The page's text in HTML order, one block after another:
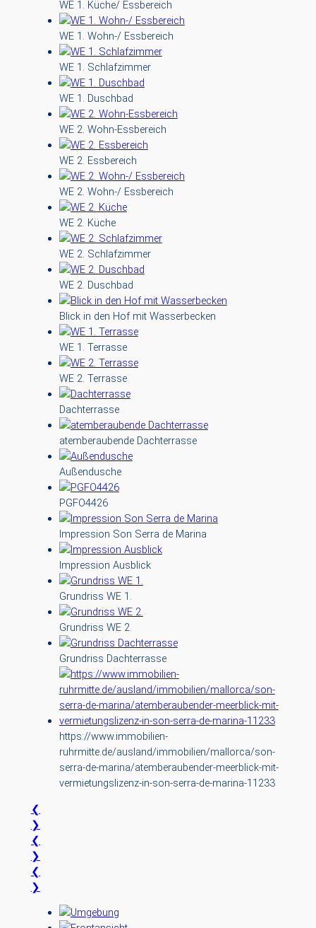
WE 1. Küche/ Essbereich
WE 1. Wohn-/ Essbereich
WE 1. Schlafzimmer
WE 1. Duschbad
WE 2. Wohn-Essbereich
WE 2. Essbereich
WE 2. Wohn-/ Essbereich
WE 2. Küche
WE 2. Schlafzimmer
WE 2. Duschbad
Blick in den Hof mit Wasserbecken
WE 1. Terrasse
WE 2. Terrasse
Dachterrasse
atemberaubende Dachterrasse
Außendusche
PGFO4426
Impression Son Serra de Marina
Impression Ausblick
Grundriss WE 1.
Grundriss WE 2.
Grundriss Dachterrasse
https://www.immobilien-
ruhrmitte.de/ausland/immobilien/mallorca/son-
serra-de-marina/atemberaubender-meerblick-mit-
vermietungslizenz-in-son-serra-de-marina-11233
❮
❯
❮
❯
❮
❯